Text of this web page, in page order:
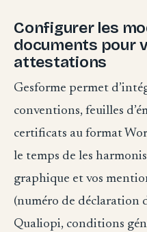
Configurer les
documents pour
attestations
Gesforme permet
conventions, feuilles
certificats au format
le temps de les
graphique et vos
(numéro de déclaration
Qualiopi, conditions